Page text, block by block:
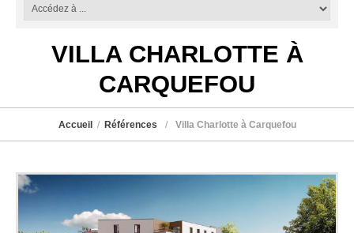
VILLA CHARLOTTE À
CARQUEFOU
Accueil Références Villa Charlotte à Carquefou